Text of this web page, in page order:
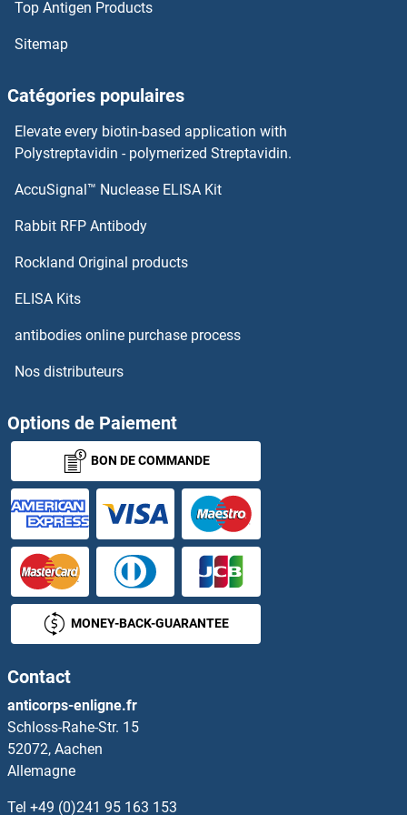
Keratin 25 Anticorps
Keratin Acidic Anticorps
Keratin Basic Anticorps
Ketohexokinase Anticorps
KH-Type Splicing Regulatory Protein Anticorps
KHDRBS2 Anticorps
KHDRBS3 Anticorps
Ki-67 Anticorps
KIAA0090 Anticorps
KIAA0319 Anticorps
Top Antigen Products
Sitemap
Catégories populaires
Elevate every biotin-based application with
Polystreptavidin - polymerized Streptavidin.
AccuSignal™ Nuclease ELISA Kit
Rabbit RFP Antibody
Rockland Original products
ELISA Kits
antibodies online purchase process
Nos distributeurs
Options de Paiement
BON DE COMMANDE
MONEY-BACK-GUARANTEE
Contact
anticorps-enligne.fr
Schloss-Rahe-Str. 15
52072, Aachen
Allemagne
Tel +49 (0)241 95 163 153